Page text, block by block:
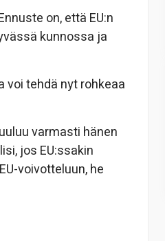
on, että EU:n
kunnossa ja
voi tehdä nyt rohkeaa
varmasti hänen
jos EU:ssakin
voivotteluun, he